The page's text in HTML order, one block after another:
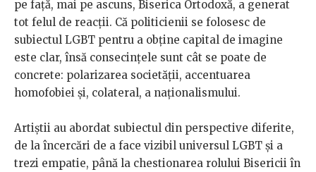
pe faţă, mai pe ascuns, Biserica Ortodoxă, a generat
tot felul de reacţii. Că politicienii se folosesc de
subiectul LGBT pentru a obţine capital de imagine
este clar, însă consecinţele sunt cât se poate de
concrete: polarizarea societăţii, accentuarea
homofobiei şi, colateral, a naţionalismului.
Artiştii au abordat subiectul din perspective diferite,
de la încercări de a face vizibil universul LGBT şi a
trezi empatie, până la chestionarea rolului Bisericii în